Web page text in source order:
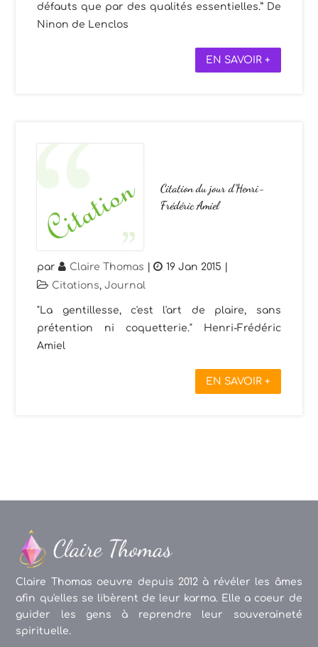
défauts que par des qualités essentielles.” De
Ninon de Lenclos
EN SAVOIR +
Citation du jour d’Henri-
Frédéric Amiel
par Claire Thomas | 19 Jan 2015 |
Citations,Journal
"La gentillesse, c'est l'art de plaire, sans
prétention ni coquetterie." Henri-Frédéric
Amiel
EN SAVOIR +
Claire Thomas oeuvre depuis 2012 à révéler les âmes
afin qu'elles se libèrent de leur karma. Elle a coeur de
guider les gens à reprendre leur souveraineté
spirituelle.